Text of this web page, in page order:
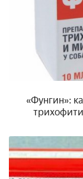
«Фунгин»: